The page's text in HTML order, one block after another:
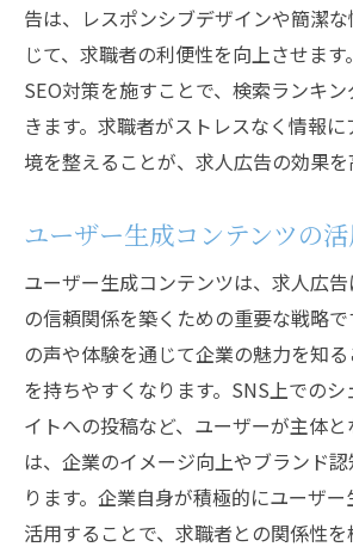
告は、レスポンシブデザインや簡潔
じて、求職者の利便性を向上させま
SEO対策を施すことで、検索ランキ
きます。求職者がストレスなく情報
境を整えることが、求人広告の効果を
ユーザー生成コンテンツの
ユーザー生成コンテンツは、求人広
の信頼関係を築くための重要な戦略
の声や体験を通じて企業の魅力を知
を持ちやすくなります。SNS上での
イトへの投稿など、ユーザーが主体
は、企業のイメージ向上やブランド
ります。企業自身が積極的にユーザ
活用することで、求職者との関係性を